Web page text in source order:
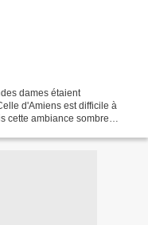
dames étaient
d'Amiens est difficile à
cette ambiance sombre